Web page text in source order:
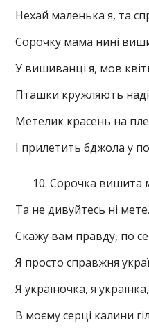
Нехай маленька я, та
Сорочку мама нині
У вишиванці я, мов
Пташки кружляють
Метелик красень на
І прилетить бджола у
Сорочка вишита
Та не дивуйтесь ні
Скажу вам правду, по
Я просто справжня
Я україночка, я українка,
В моєму серці калини